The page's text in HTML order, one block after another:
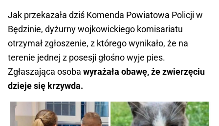
Jak przekazała dziś Komenda Powiatowa Policji w
Będzinie, dyżurny wojkowickiego komisariatu
otrzymał zgłoszenie, z którego wynikało, że na
terenie jednej z posesji głośno wyje pies.
Zgłaszająca osoba wyrażała obawę, że zwierzęciu
dzieje się krzywda.